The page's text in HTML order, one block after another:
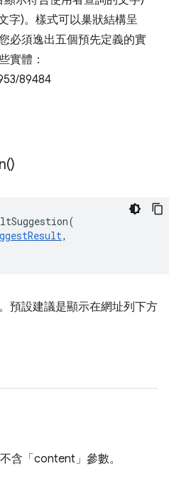
字)。樣式可以巢狀結構呈
必須逸出五個預先定義的實
實體：
89484
)
(
,
預設建議是顯示在網址列下方
含「content」參數。